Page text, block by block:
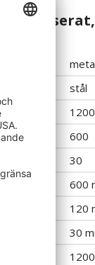
stål
1200
600
30
600
120
30